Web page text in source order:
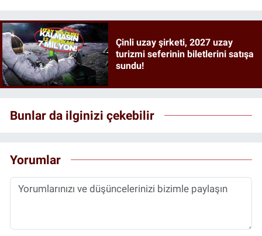
Çinli uzay şirketi, 2027 uzay
turizmi seferinin biletlerini satışa
sundu!
Bunlar da ilginizi çekebilir
Yorumlar